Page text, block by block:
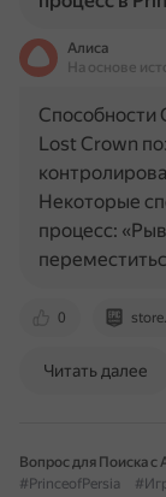
Алиса
На основе
0
Способности
Lost Crown
Некоторые
процесс:
Читать далее
Вопрос для Поиска с
#PrinceofPersia